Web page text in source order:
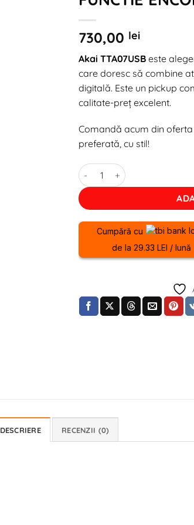
730,00 lei
Akai TTA07USBeste
care doresc să combine
digitală. Este un pickup
calitate-preț excelent.
Comandă acum din
preferată, cu stil!
Cantitate PICK-UP AKAI
Cumpără cu
de la 29.33 LEI / lună
DESCRIERE RECENZII (0)